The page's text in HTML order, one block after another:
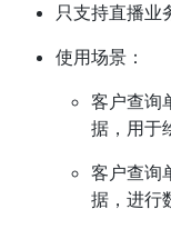
只支持直播业
使用场景：
客户查询
据，用于
客户查询
据，进行